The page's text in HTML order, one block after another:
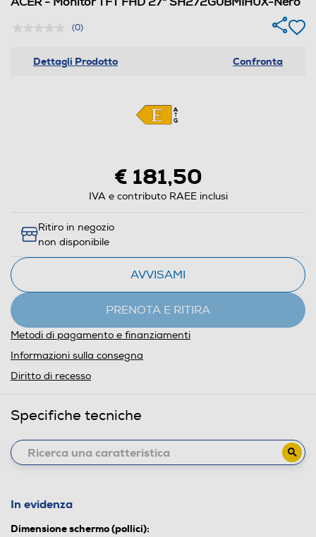
(0)
Dettagli Prodotto Confronta
€ 181,50
IVA e contributo RAEE inclusi
Ritiro in negozio
non disponibile
AVVISAMI
PRENOTA E RITIRA
Metodi di pagamento e finanziamenti
Informazioni sulla consegna
Diritto di recesso
Specifiche tecniche
In evidenza
Dimensione schermo (pollici):